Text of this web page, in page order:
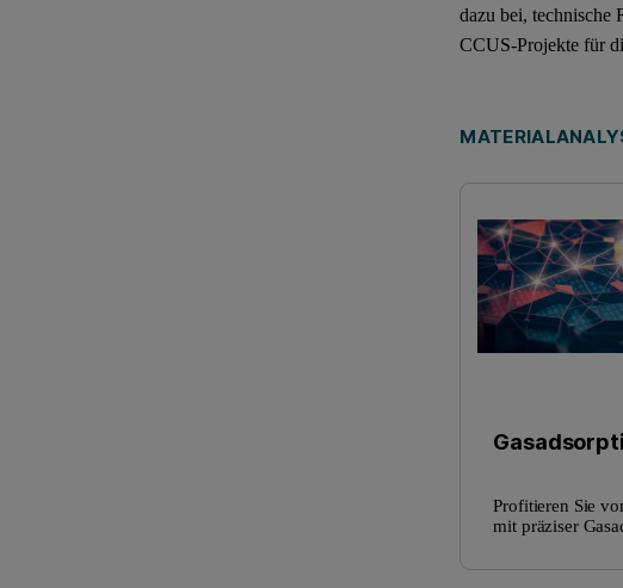
dazu bei,
CCUS-Projekte für
Profitieren Sie
mit präziser